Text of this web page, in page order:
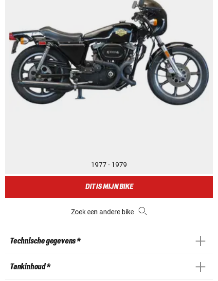
1977 - 1979
DIT IS MIJN BIKE
Zoek een andere bike
Technische gegevens *
Tankinhoud *